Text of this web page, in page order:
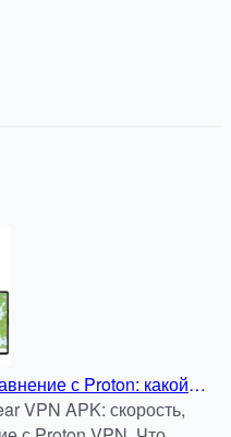
с Proton: какой
и безопасного
VPN APK: скорость,